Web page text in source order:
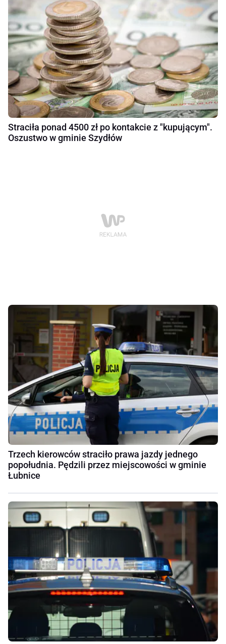
Straciła ponad 4500 zł po kontakcie z "kupującym".
Oszustwo w gminie Szydłów
Trzech kierowców straciło prawa jazdy jednego
popołudnia. Pędzili przez miejscowości w gminie
Łubnice